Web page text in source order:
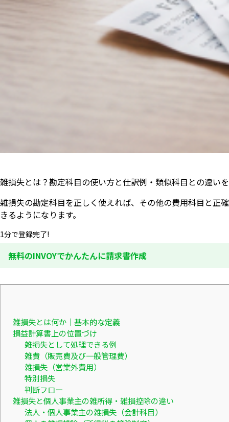
雑損失とは？勘定科目の使い方と仕訳例・類似科目との違い
雑損失の勘定科目を正しく使えれば、その他の費用科目と正
きるようになります。
1分で登録完了!
無料のINVOYでかんたんに請求書作成
雑損失とは何か｜基本的な定義
損益計算書上の位置づけ
雑損失として処理できる例
雑費（販売費及び一般管理費）
雑損失（営業外費用）
特別損失
判断フロー
雑損失と個人事業主の雑所得・雑損控除の違い
法人・個人事業主の雑損失（会計科目）